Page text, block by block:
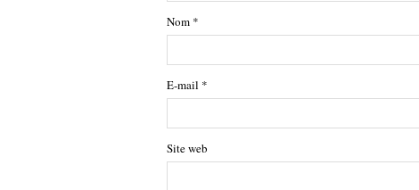
Nom *
E-mail *
Site web